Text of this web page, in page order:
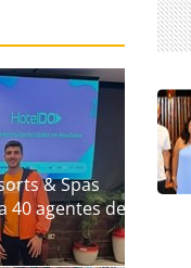
dos
& Spas
40 agentes de